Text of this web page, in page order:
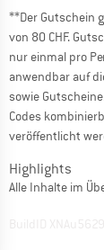
**Der Gutschein
von 80 CHF.
nur einmal pro
anwendbar auf
sowie
Codes
veröffentlicht
Highlights
Alle Inhalte im